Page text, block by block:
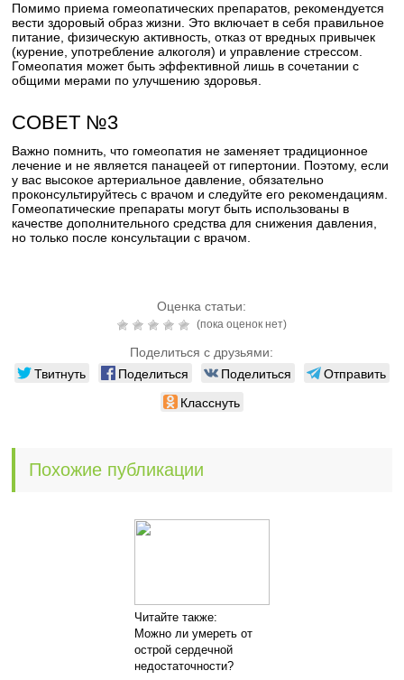
Помимо приема гомеопатических препаратов, рекомендуется
вести здоровый образ жизни. Это включает в себя правильное
питание, физическую активность, отказ от вредных привычек
(курение, употребление алкоголя) и управление стрессом.
Гомеопатия может быть эффективной лишь в сочетании с
общими мерами по улучшению здоровья.
СОВЕТ №3
Важно помнить, что гомеопатия не заменяет традиционное
лечение и не является панацеей от гипертонии. Поэтому, если
у вас высокое артериальное давление, обязательно
проконсультируйтесь с врачом и следуйте его рекомендациям.
Гомеопатические препараты могут быть использованы в
качестве дополнительного средства для снижения давления,
но только после консультации с врачом.
Оценка статьи:
(пока оценок нет)
Поделиться с друзьями:
Твитнуть Поделиться Поделиться
Отправить
Класснуть
Похожие публикации
Читайте также:
Можно ли умереть от
острой сердечной
недостаточности?